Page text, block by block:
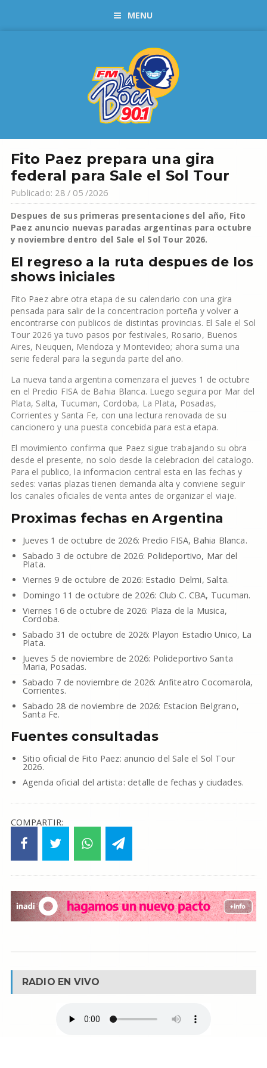
MENU
Fito Paez prepara una gira
federal para Sale el Sol Tour
Publicado: 28 / 05 /2026
Despues de sus primeras presentaciones del año, Fito
Paez anuncio nuevas paradas argentinas para octubre
y noviembre dentro del Sale el Sol Tour 2026.
El regreso a la ruta despues de los
shows iniciales
Fito Paez abre otra etapa de su calendario con una gira
pensada para salir de la concentracion porteña y volver a
encontrarse con publicos de distintas provincias. El Sale el Sol
Tour 2026 ya tuvo pasos por festivales, Rosario, Buenos
Aires, Neuquen, Mendoza y Montevideo; ahora suma una
serie federal para la segunda parte del año.
La nueva tanda argentina comenzara el jueves 1 de octubre
en el Predio FISA de Bahia Blanca. Luego seguira por Mar del
Plata, Salta, Tucuman, Cordoba, La Plata, Posadas,
Corrientes y Santa Fe, con una lectura renovada de su
cancionero y una puesta concebida para esta etapa.
El movimiento confirma que Paez sigue trabajando su obra
desde el presente, no solo desde la celebracion del catalogo.
Para el publico, la informacion central esta en las fechas y
sedes: varias plazas tienen demanda alta y conviene seguir
los canales oficiales de venta antes de organizar el viaje.
Proximas fechas en Argentina
Jueves 1 de octubre de 2026: Predio FISA, Bahia Blanca.
Sabado 3 de octubre de 2026: Polideportivo, Mar del
Plata.
Viernes 9 de octubre de 2026: Estadio Delmi, Salta.
Domingo 11 de octubre de 2026: Club C. CBA, Tucuman.
Viernes 16 de octubre de 2026: Plaza de la Musica,
Cordoba.
Sabado 31 de octubre de 2026: Playon Estadio Unico, La
Plata.
Jueves 5 de noviembre de 2026: Polideportivo Santa
Maria, Posadas.
Sabado 7 de noviembre de 2026: Anfiteatro Cocomarola,
Corrientes.
Sabado 28 de noviembre de 2026: Estacion Belgrano,
Santa Fe.
Fuentes consultadas
Sitio oficial de Fito Paez: anuncio del Sale el Sol Tour
2026.
Agenda oficial del artista: detalle de fechas y ciudades.
COMPARTIR:
RADIO EN VIVO